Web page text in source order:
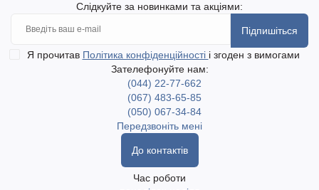
Слідкуйте за новинками та акціями:
Підпишіться
Я прочитав Політика конфіденційності і згоден з вимогами
Зателефонуйте нам:
(044) 22-77-662
(067) 483-65-85
(050) 067-34-84
Передзвоніть мені
До контактів
Час роботи